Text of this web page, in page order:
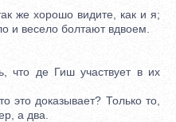
же хорошо видите, как и я;
и весело болтают вдвоем.
де Гиш участвует в их
доказывает? Только то,
а два.